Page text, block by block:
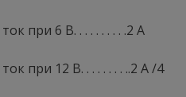
при 6 В. . . . . . . . . .2 А
при 12 В. . . . . . . . ..2 А /4